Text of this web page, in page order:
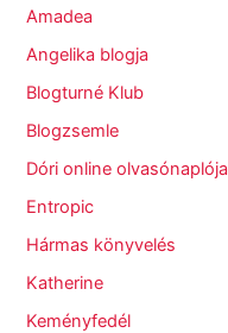
Amadea
Angelika blogja
Blogturné Klub
Blogzsemle
Dóri online olvasónaplója
Entropic
Hármas könyvelés
Katherine
Keményfedél